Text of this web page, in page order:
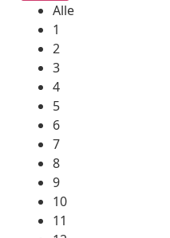
Alle
1
2
3
4
5
6
7
8
9
10
11